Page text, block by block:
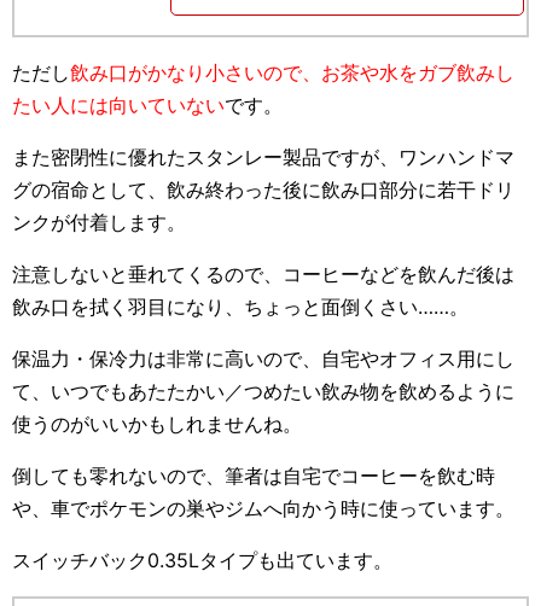
ただし飲み口がかなり小さいので、お茶や水をガブ飲みし
たい人には向いていないです。
また密閉性に優れたスタンレー製品ですが、ワンハンドマ
グの宿命として、飲み終わった後に飲み口部分に若干ドリ
ンクが付着します。
注意しないと垂れてくるので、コーヒーなどを飲んだ後は
飲み口を拭く羽目になり、ちょっと面倒くさい……。
保温力・保冷力は非常に高いので、自宅やオフィス用にし
て、いつでもあたたかい／つめたい飲み物を飲めるように
使うのがいいかもしれませんね。
倒しても零れないので、筆者は自宅でコーヒーを飲む時
や、車でポケモンの巣やジムへ向かう時に使っています。
スイッチバック0.35Lタイプも出ています。